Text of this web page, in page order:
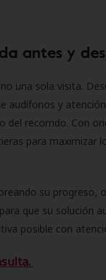
antes y
una sola visita.
audífonos y
del recorrido. Con
para maximizar
su progreso,
que su solución
posible con